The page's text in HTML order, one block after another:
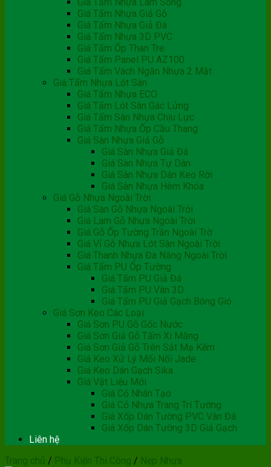
Giá Tấm Nhựa Giả Gỗ
Giá Tấm Nhựa Giả Đá
Giá Tấm Nhựa 3D PVC
Giá Tấm Ốp Than Tre
Giá Tấm Panel PU AZ100
Giá Tấm Vách Ngăn Nhựa 2 Mặt
Giá Tấm Nhựa Lót Sàn
Giá Tấm Nhựa ECO
Giá Tấm Lót Sàn Gác Lửng
Giá Tấm Sàn Nhựa Chịu Lực
Giá Tấm Nhựa Ốp Cầu Thang
Giá Sàn Nhựa Giả Gỗ
Giá Sàn Nhựa Giả Đá
Giá Sàn Nhựa Tự Dán
Giá Sàn Nhựa Dán Keo Rời
Giá Sàn Nhựa Hèm Khóa
Giá Gỗ Nhựa Ngoài Trời
Giá Sàn Gỗ Nhựa Ngoài Trời
Giá Lam Gỗ Nhựa Ngoài Trời
Giá Gỗ Ốp Tường Trần Ngoài Trờ
Giá Vỉ Gỗ Nhựa Lót Sàn Ngoài Trời
Giá Thanh Nhựa Đa Năng Ngoài Trời
Giá Tấm PU Ốp Tường
Giá Tấm PU Giả Đá
Giá Tấm PU Vân 3D
Giá Tấm PU Giả Gạch Bông Gió
Giá Sơn Keo Các Loại
Giá Sơn PU Gỗ Gốc Nước
Giá Sơn Giả Gỗ Tấm Xi Măng
Giá Sơn Giả Gỗ Trên Sắt Mạ Kẽm
Giá Keo Xử Lý Mối Nối Jade
Giá Keo Dán Gạch Sika
Giá Vật Liệu Mới
Giá Cỏ Nhân Tạo
Giá Cỏ Nhựa Trang Trí Tường
Giá Xốp Dán Tường PVC Vân Đá
Giá Xốp Dán Tường 3D Giả Gạch
Liên hệ
Trang chủ / Phụ Kiện Thi Công / Nẹp Nhựa